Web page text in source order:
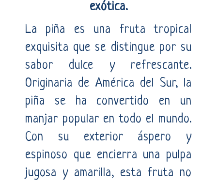
exótica.
La piña es una fruta tropical
exquisita que se distingue por su
sabor dulce y refrescante.
Originaria de América del Sur, la
piña se ha convertido en un
manjar popular en todo el mundo.
Con su exterior áspero y
espinoso que encierra una pulpa
jugosa y amarilla, esta fruta no